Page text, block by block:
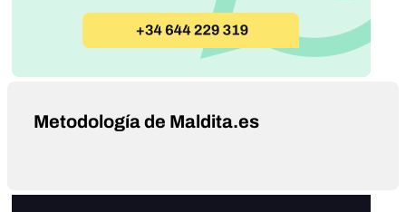
Metodología de Maldita.es